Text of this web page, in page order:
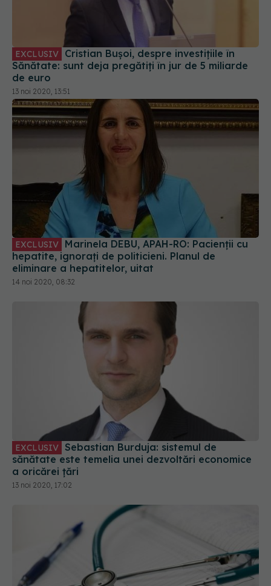
Sănătate: sunt deja pregătiți în jur de 5 miliarde
13 noi 2020, 13:51
EXCLUSIV Marinela DEBU, APAH-RO: Pacienții cu
hepatite, ignorați de politicieni. Planul de
eliminare a hepatitelor, uitat
14 noi 2020, 08:32
sănătate este temelia unei dezvoltări economice
a oricărei țări
13 noi 2020, 17:02